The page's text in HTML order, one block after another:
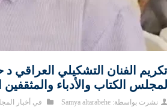
تكريم الفنان التشكيلي العراقي
لمجلس الكتاب والأدباء
نشرت بواسطة:Samya altarabehe في أخبار